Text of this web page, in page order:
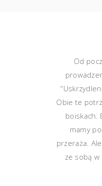
Od
Obie te
boiskach.
mamy
przeraża.
ze sobą w